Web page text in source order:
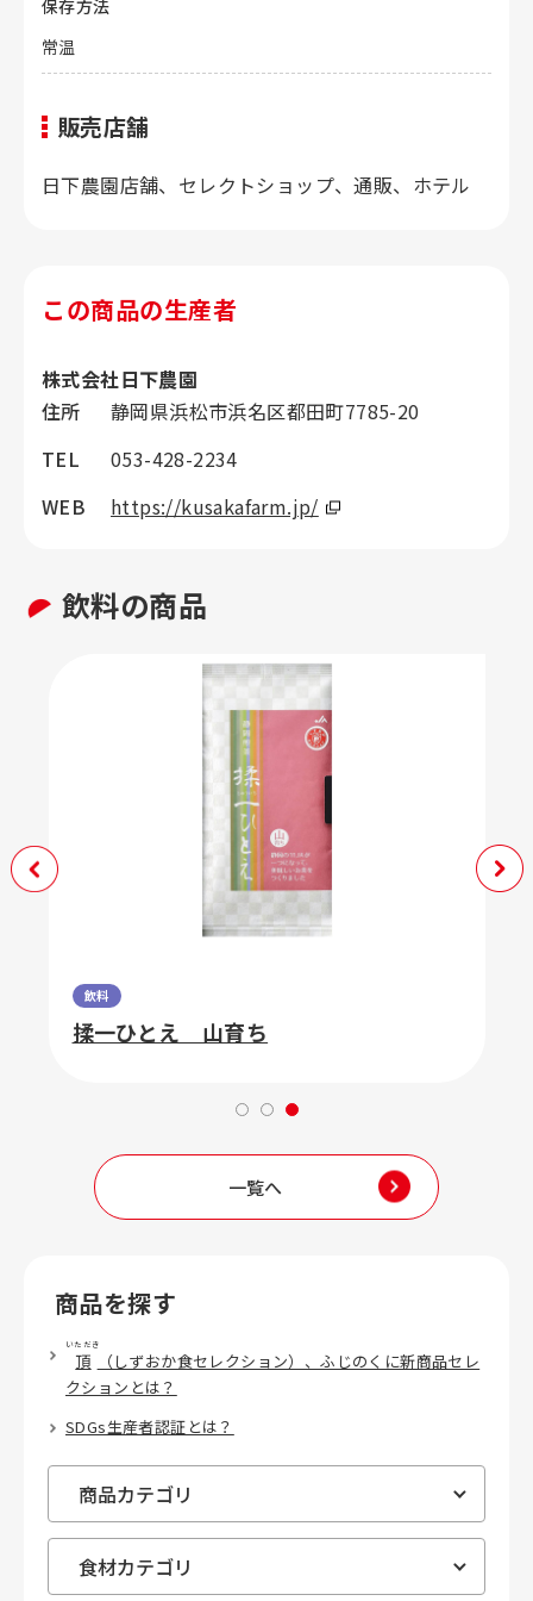
保存方法
常温
販売店舗
日下農園店舗、セレクトショップ、通販、ホテル
この商品の生産者
株式会社日下農園
住所
静岡県浜松市浜名区都田町7785-20
TEL
053-428-2234
WEB
https://kusakafarm.jp/
飲料の商品
飲料
揉一ひとえ 山育ち
一覧へ
商品を探す
頂
いただき
（しずおか食セレクション）、ふじのくに新商品セレ
クションとは？
SDGs生産者認証とは？